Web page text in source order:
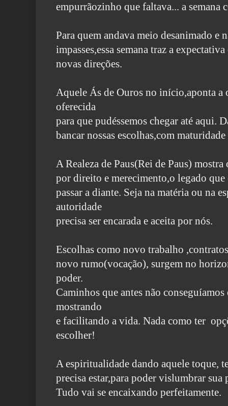
empurrãozinho que faltava... a semana
Para quem andava meio desanimado e
impasses,essa semana traz a
novas direções.
Aquele Ás de Ouros no início,aponta
oferecida
para que pudéssemos chegar até aqui.
bancar nossas escolhas,com
A Realeza de Paus(Rei de Paus)
por direito e merecimento,o legado que
passar a diante. Seja na matéria ou na
autoridade
precisa ser encarada e aceita por nós.
Escolhas como novo trabalho
novo rumo(vocação), surgem no
poder.
Caminhos que antes não
mostrando
e facilitando a vida. Nada como ter
escolher!
A espiritualidade dando aquele toque,
precisa estar,para poder vislumbrar sua
Tudo vai se encaixando perfeitamente.